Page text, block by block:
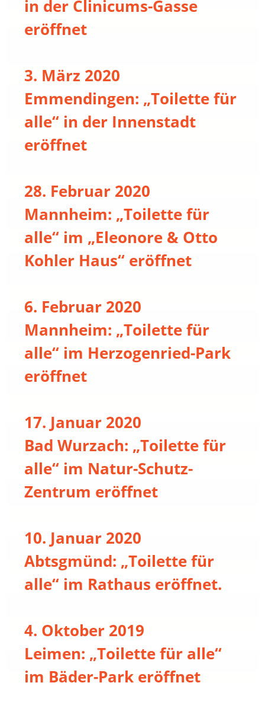
in der Clinicums-Gasse
eröffnet
3. März 2020
Emmendingen: „Toilette für
alle“ in der Innenstadt
eröffnet
28. Februar 2020
Mannheim: „Toilette für
alle“ im „Eleonore & Otto
Kohler Haus“ eröffnet
6. Februar 2020
Mannheim: „Toilette für
alle“ im Herzogenried-Park
eröffnet
17. Januar 2020
Bad Wurzach: „Toilette für
alle“ im Natur-Schutz-
Zentrum eröffnet
10. Januar 2020
Abtsgmünd: „Toilette für
alle“ im Rathaus eröffnet.
4. Oktober 2019
Leimen: „Toilette für alle“
im Bäder-Park eröffnet